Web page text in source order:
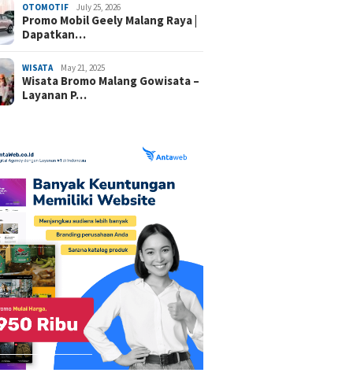
OTOMOTIF July 25, 2026
Promo Mobil Geely Malang Raya |
Dapatkan…
WISATA May 21, 2025
Wisata Bromo Malang Gowisata –
Layanan P…